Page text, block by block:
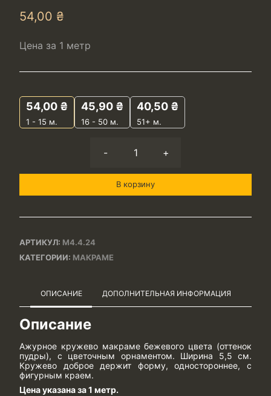
54,00 ₴
Цена за 1 метр
54,00 ₴
1 - 15 м.
45,90 ₴
16 - 50 м.
40,50 ₴
51+ м.
- +
В корзину
АРТИКУЛ: М4.4.24
КАТЕГОРИИ: МАКРАМЕ
ОПИСАНИЕ ДОПОЛНИТЕЛЬНАЯ ИНФОРМАЦИЯ
Описание
Ажурное кружево макраме бежевого цвета (оттенок
пудры), с цветочным орнаментом. Ширина 5,5 см.
Кружево доброе держит форму, одностороннее, с
фигурным краем.
Цена указана за 1 метр.